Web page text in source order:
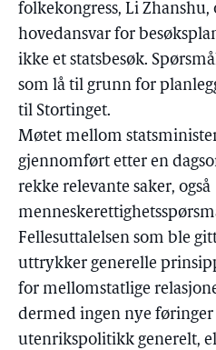
folkekongress, Li Zhanshu,
hovedansvar for
ikke et statsbesøk.
som lå til grunn for
til Stortinget.
Møtet mellom
gjennomført etter en
rekke relevante saker, også
Fellesuttalelsen som ble
uttrykker generelle
for mellomstatlige
dermed ingen nye føringer
utenrikspolitikk generelt,